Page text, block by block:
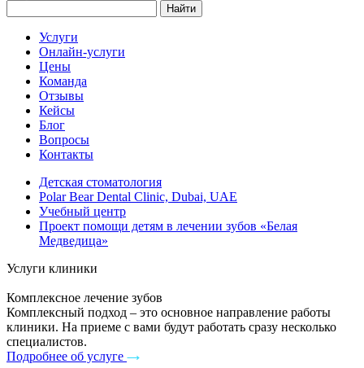
Найти
Услуги
Онлайн-услуги
Цены
Команда
Отзывы
Кейсы
Блог
Вопросы
Контакты
Детская стоматология
Polar Bear Dental Clinic, Dubai, UAE
Учебный центр
Проект помощи детям в лечении зубов «Белая
Медведица»
Услуги клиники
Комплексное лечение зубов
Комплексный подход – это основное направление работы
клиники. На приеме с вами будут работать сразу несколько
специалистов.
Подробнее об услуге